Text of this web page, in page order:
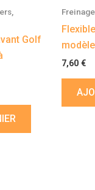
Golf
Freinage
7,60 €